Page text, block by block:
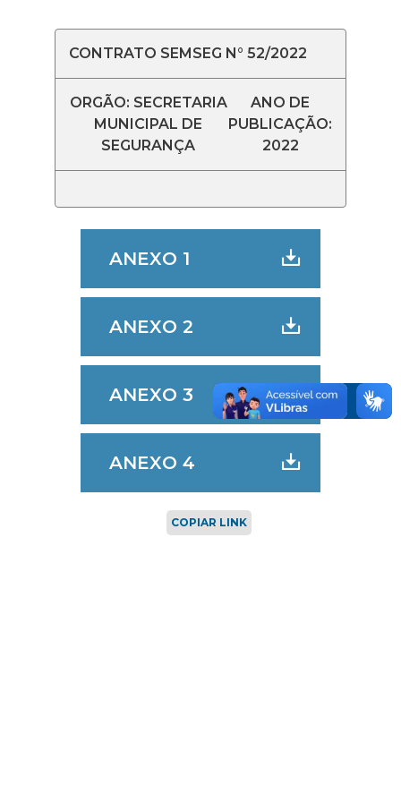
CONTRATO SEMSEG N° 52/2022
ORGÃO: SECRETARIA
MUNICIPAL DE
SEGURANÇA
ANO DE
PUBLICAÇÃO:
2022
ANEXO 1
ANEXO 2
ANEXO 3
ANEXO 4
COPIAR LINK